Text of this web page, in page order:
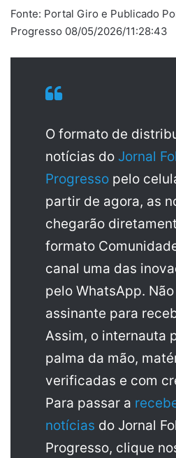
Fonte: Portal Giro e Publicado
Progresso 08/05/2026/11:28:43
O formato de
notícias do Jornal
Progresso pelo
partir de agora, as
chegarão
formato
canal uma das
pelo WhatsApp.
assinante para
Assim, o internauta
palma da mão,
verificadas e com
Para passar a
notícias do Jornal
Progresso, clique